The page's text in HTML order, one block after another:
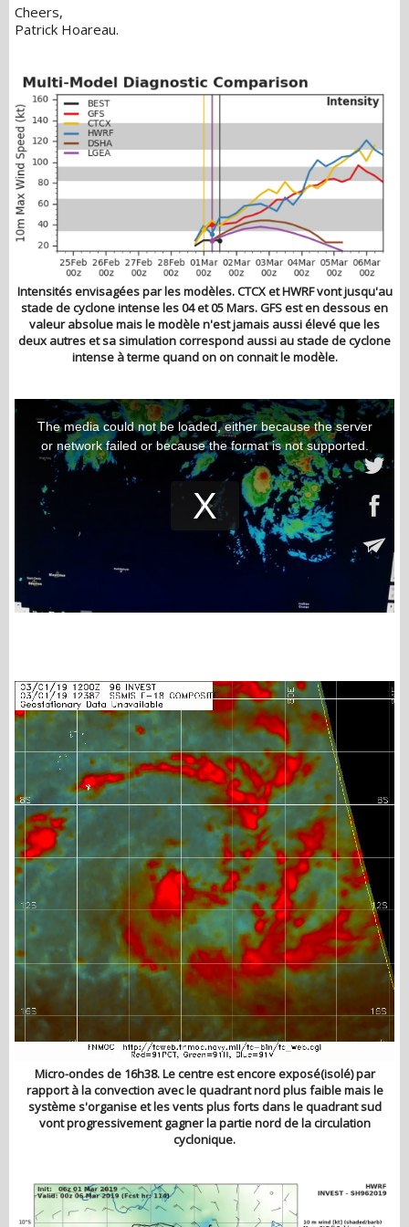
Cheers,
Patrick Hoareau.
Intensités envisagées par les modèles. CTCX et HWRF vont jusqu'au
stade de cyclone intense les 04 et 05 Mars. GFS est en dessous en
valeur absolue mais le modèle n'est jamais aussi élevé que les
deux autres et sa simulation correspond aussi au stade de cyclone
intense à terme quand on on connait le modèle.
Micro-ondes de 16h38. Le centre est encore exposé(isolé) par
rapport à la convection avec le quadrant nord plus faible mais le
système s'organise et les vents plus forts dans le quadrant sud
vont progressivement gagner la partie nord de la circulation
cyclonique.